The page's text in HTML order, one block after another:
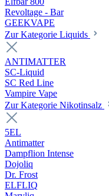
Revoltage - Bar
GEEKVAPE
Zur Kategorie Liquids
ANTIMATTER
SC-Liquid
SC Red Line
Vampire Vape
Zur Kategorie Nikotinsalz
5EL
Antimatter
Dampflion Intense
Dojoliq
Dr. Frost
ELFLIQ